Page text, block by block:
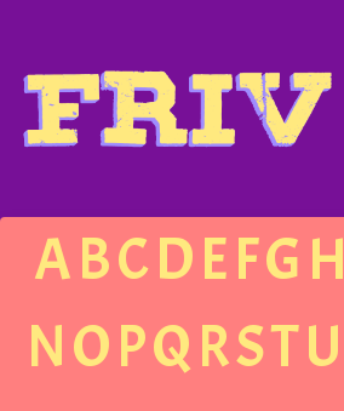
ABCDEFGH
NOPQRSTU